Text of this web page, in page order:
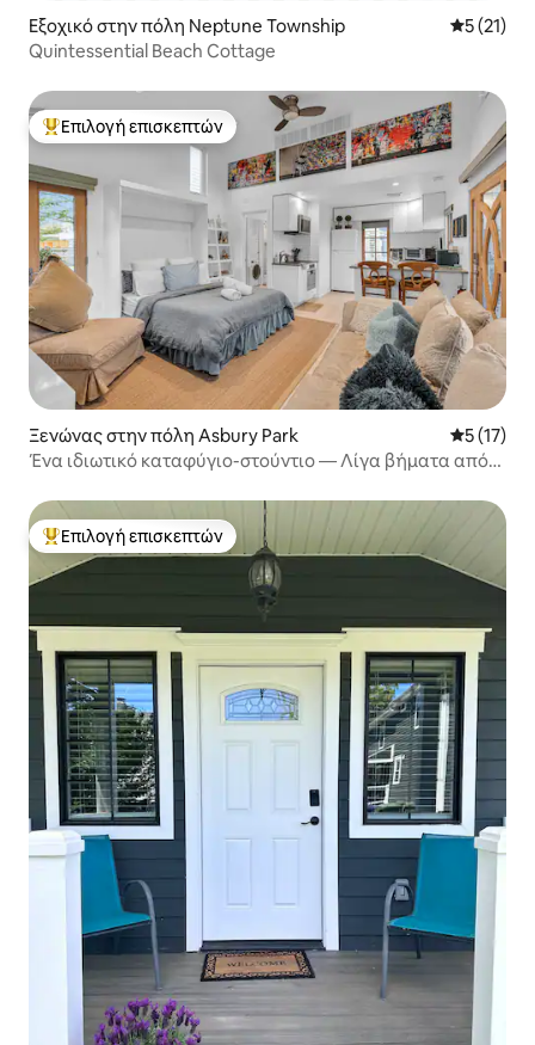
Εξοχικό στην πόλη Neptune Township Μέση
5 (21)
Quintessential Beach Cottage
Κορυφαία επιλογή επισκεπτών
Επιλογή επισκεπτών
Ξενώνας στην πόλη Asbury Park Μέση
5 (17)
Ένα ιδιωτικό καταφύγιο-στούντιο — Λίγα βήματα από
Κορυφαία επιλογή επισκεπτών
Επιλογή επισκεπτών